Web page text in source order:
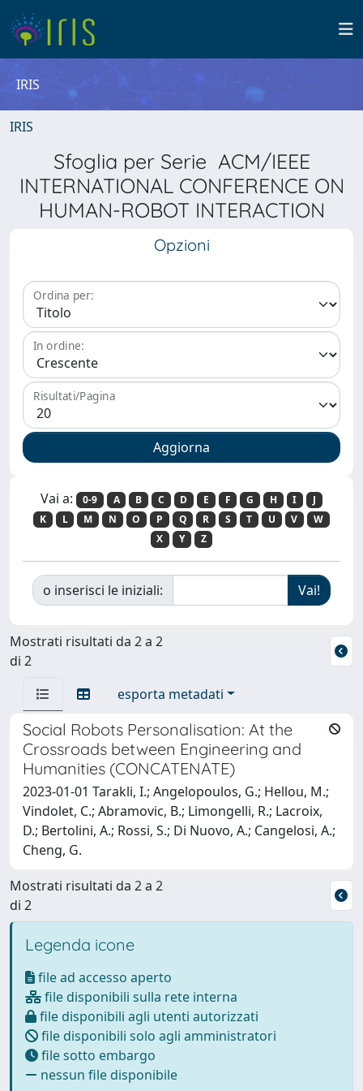
IRIS
IRIS
Sfoglia per Serie ACM/IEEE
INTERNATIONAL CONFERENCE ON
HUMAN-ROBOT INTERACTION
Opzioni
Ordina per:
In ordine:
Risultati/Pagina
Vai a: 0-9 A B C D E F G H I
J
K
L M N O P Q R S T U V
W
X
Y Z
o inserisci le iniziali:
Mostrati risultati da 2 a 2
di 2
esporta metadati
Social Robots Personalisation: At the
Crossroads between Engineering and
Humanities (CONCATENATE)
2023-01-01 Tarakli, I.; Angelopoulos, G.; Hellou, M.;
Vindolet, C.; Abramovic, B.; Limongelli, R.; Lacroix,
D.; Bertolini, A.; Rossi, S.; Di Nuovo, A.; Cangelosi, A.;
Cheng, G.
Mostrati risultati da 2 a 2
di 2
Legenda icone
file ad accesso aperto
file disponibili sulla rete interna
file disponibili agli utenti autorizzati
file disponibili solo agli amministratori
file sotto embargo
nessun file disponibile